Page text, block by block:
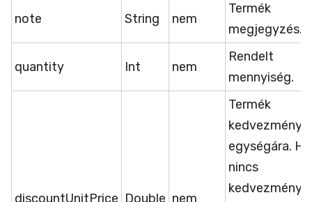
note String nem
Termék
megjegyzés.
quantity Int nem
Rendelt
mennyiség.
discountUnitPrice Double nem
Termék
egységára. Ha
nincs
kedvezmény